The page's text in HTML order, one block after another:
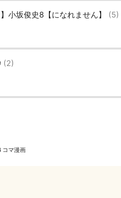
】小坂俊史8【になれません】 (5)
(2)
コマ漫画